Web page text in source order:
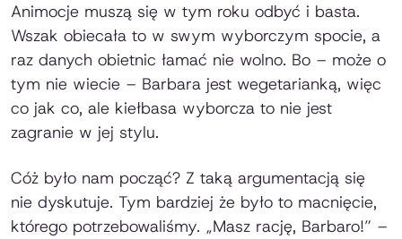
Animocje muszą się w tym roku odbyć i basta.
Wszak obiecała to w swym wyborczym spocie, a
raz danych obietnic łamać nie wolno. Bo – może o
tym nie wiecie – Barbara jest wegetarianką, więc
co jak co, ale kiełbasa wyborcza to nie jest
zagranie w jej stylu.
Cóż było nam począć? Z taką argumentacją się
nie dyskutuje. Tym bardziej że było to macnięcie,
którego potrzebowaliśmy. „Masz rację, Barbaro!” –